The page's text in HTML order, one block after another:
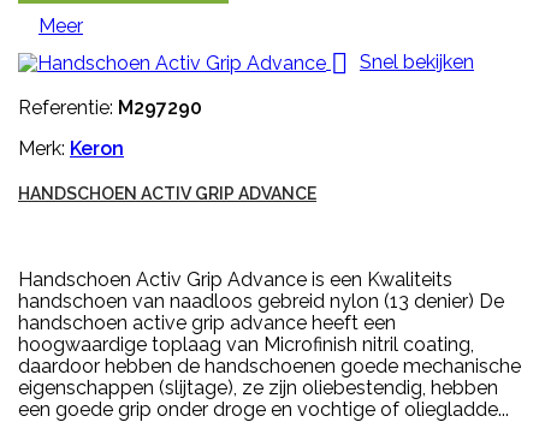
Meer
 Snel bekijken
Referentie: M297290
Merk: Keron
HANDSCHOEN ACTIV GRIP ADVANCE
Handschoen Activ Grip Advance is een Kwaliteits
handschoen van naadloos gebreid nylon (13 denier) De
handschoen active grip advance heeft een
hoogwaardige toplaag van Microfinish nitril coating,
daardoor hebben de handschoenen goede mechanische
eigenschappen (slijtage), ze zijn oliebestendig, hebben
een goede grip onder droge en vochtige of oliegladde...